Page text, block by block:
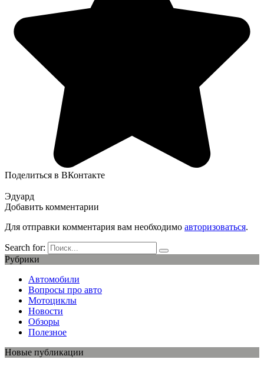
Поделиться в ВКонтакте
Эдуард
Добавить комментарии
Для отправки комментария вам необходимо авторизоваться.
Search for:
Рубрики
Автомобили
Вопросы про авто
Мотоциклы
Новости
Обзоры
Полезное
Новые публикации